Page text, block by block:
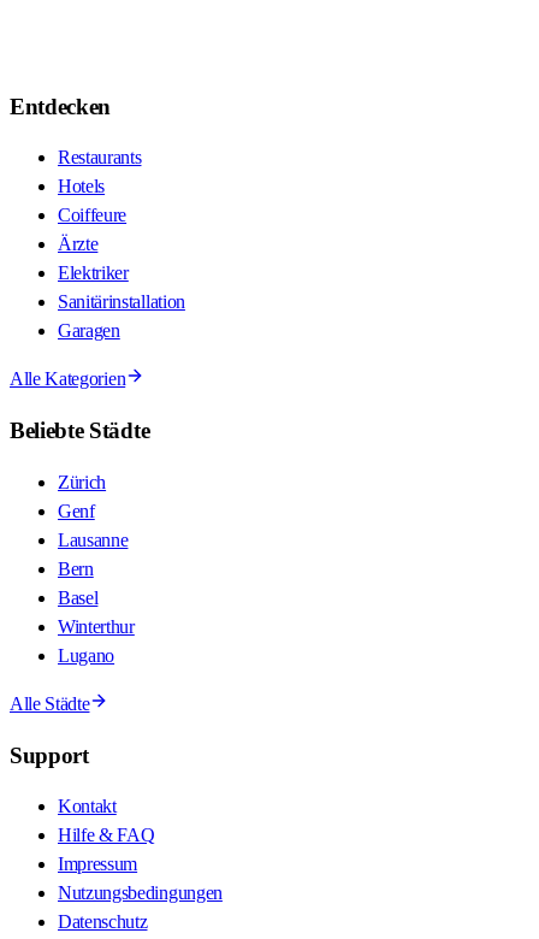
Entdecken
Restaurants
Hotels
Coiffeure
Ärzte
Elektriker
Sanitärinstallation
Garagen
Alle Kategorien
Beliebte Städte
Zürich
Genf
Lausanne
Bern
Basel
Winterthur
Lugano
Alle Städte
Support
Kontakt
Hilfe & FAQ
Impressum
Nutzungsbedingungen
Datenschutz